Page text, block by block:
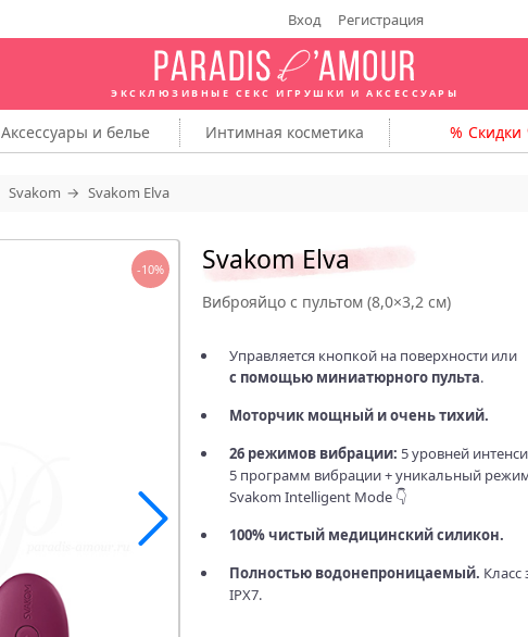
Вход Регистрация
ЭКСКЛЮЗИВНЫЕ СЕКС ИГРУШКИ И АКСЕССУАРЫ
Аксессуары и белье Интимная косметика Скидки
Svakom Svakom Elva
Svakom Elva
Виброяйцо с пультом (8,0×3,2 см)
Управляется кнопкой на поверхности или
с помощью миниатюрного пульта.
Моторчик мощный и очень тихий.
26 режимов вибрации: 5 уровней
5 программ вибрации + уникальный
Svakom Intelligent Mode 👇
100% чистый медицинский силикон.
Полностью водонепроницаемый.
IPX7.
-10%